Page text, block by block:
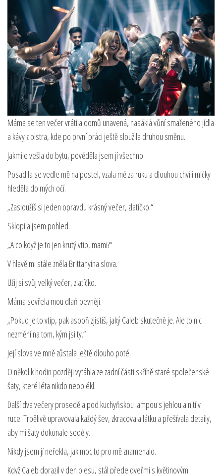
Máma se ten večer vrátila domů unavená, nasáklá vůní smaženého jídla
a kávy z bistra, kde po první práci ještě sloužila druhou směnu.
Jakmile vešla do bytu, pověděla jsem jí všechno.
Posadila se vedle mě na postel, vzala mě za ruku a dlouhou chvíli mlčky
hleděla do mých očí.
„Zasloužíš si jeden opravdu krásný večer, zlatíčko.“
Sklopila jsem pohled.
„A co když je to jen krutý vtip, mami?“
V hlavě mi stále zněla Brittanyina slova.
Užij si svůj velký večer, zlatíčko.
Máma sevřela mou dlaň pevněji.
„Pokud je to vtip, pak aspoň zjistíš, jaký Caleb skutečně je. Ale to nic
nezmění na tom, kým jsi ty.“
Její slova ve mně zůstala ještě dlouho poté.
O několik hodin později vytáhla ze zadní části skříně staré společenské
šaty, které léta nikdo neoblékl.
Další dva večery proseděla pod kuchyňskou lampou s jehlou a nití v
ruce. Trpělivě upravovala každý šev, zkracovala látku a přešívala detaily,
aby mi šaty dokonale seděly.
Nikdy jsem jí neřekla, jak moc to pro mě znamenalo.
Když Caleb dorazil v den plesu, stál přede dveřmi s květinovým